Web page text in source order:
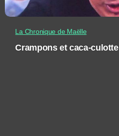
La Chronique de Maëlle
Crampons et caca-culotte